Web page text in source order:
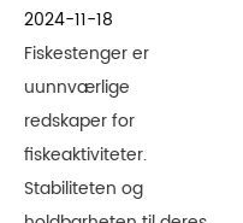
2024-11-18
Fiskestenger er
uunnværlige
redskaper for
fiskeaktiviteter.
Stabiliteten og